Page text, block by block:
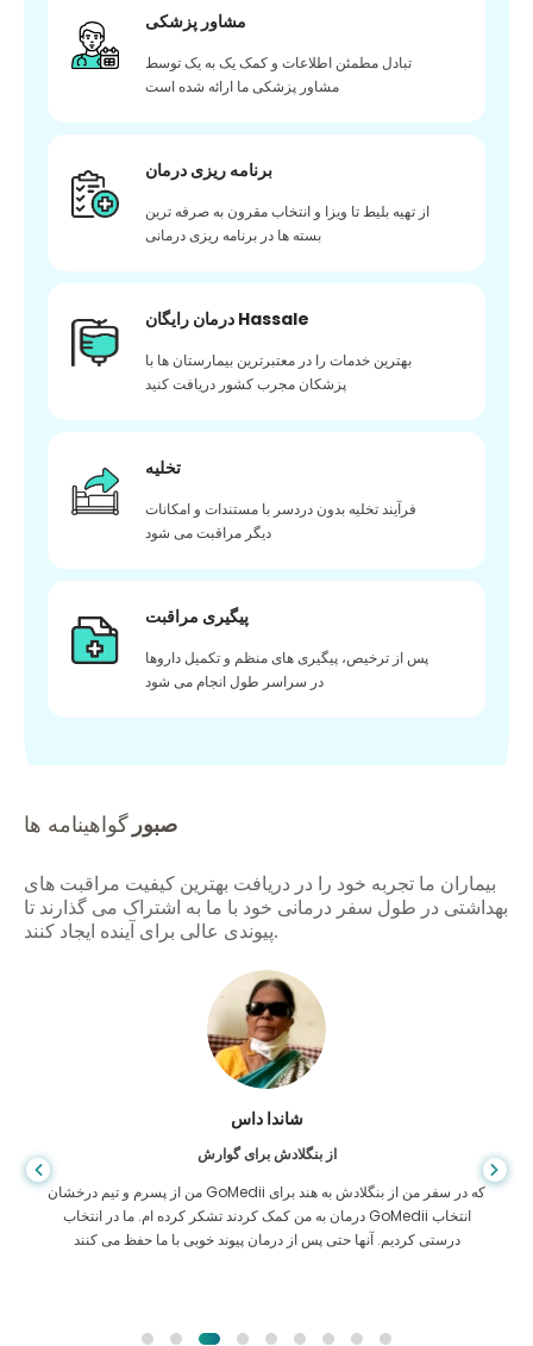
مشاور پزشکی
تبادل مطمئن اطلاعات و کمک یک به یک توسط
مشاور پزشکی ما ارائه شده است
برنامه ریزی درمان
از تهیه بلیط تا ویزا و انتخاب مقرون به صرفه ترین
بسته ها در برنامه ریزی درمانی
درمان رایگان Hassale
بهترین خدمات را در معتبرترین بیمارستان ها با
پزشکان مجرب کشور دریافت کنید
تخلیه
فرآیند تخلیه بدون دردسر با مستندات و امکانات
دیگر مراقبت می شود
پیگیری مراقبت
پس از ترخیص، پیگیری های منظم و تکمیل داروها
در سراسر طول انجام می شود
صبور گواهینامه ها
بیماران ما تجربه خود را در دریافت بهترین کیفیت مراقبت های
بهداشتی در طول سفر درمانی خود با ما به اشتراک می گذارند تا
پیوندی عالی برای آینده ایجاد کنند.
شاندا داس
از بنگلادش برای گوارش
من از پسرم و تیم درخشان GoMedii که در سفر من از بنگلادش به هند برای
درمان به من کمک کردند تشکر کرده ام. ما در انتخاب GoMedii انتخاب
درستی کردیم. آنها حتی پس از درمان پیوند خوبی با ما حفظ می کنند